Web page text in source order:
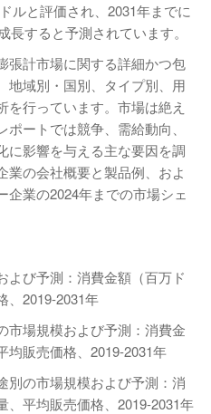
ルと評価され、2031年までに
すると予測されています。
張計市場に関する詳細かつ包
地域別・国別、タイプ別、用
行っています。市場は絶え
ートでは競争、需給動向、
に影響を与える主な要因を調
業の会社概要と製品例、およ
業の2024年までの市場シェ
よび予測：消費金額（百万ド
、2019-2031年
市場規模および予測：消費金
均販売価格、2019-2031年
別の市場規模および予測：消
、平均販売価格、2019-2031年